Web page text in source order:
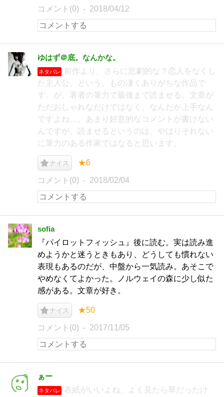
コメント(0) 2018/04/12
ゆはず＠底。なんかな。
ネタバレ
前作より、さらに悲劇的な？恋人をなくし
た主人公、という、もの凄くありがちな作品で
す。が、著者の筆力で最後まで読ませる。文章が
ただおしゃれなだけではなく、なんだか上手なん
ですよね…。あまり好意的なコメントが書けない
んですが、読ませるというのは、やはりそれない
に筆力のある作家ではなると思います。
ナイス ★6
コメント(0) 2018/02/04
sofia
『パイロットフィッシュ』後に読む。実は読み進
めようかと迷うときもあり、どうしても慣れない
表現もあるのだが、中盤から一気読み。あそこで
やめなくてよかった。ノルウェイの森に少し似た
感がある。文章が好き。
ナイス ★50
コメント(0) 2017/11/05
ぁー
ネタバレ
表紙がいいよね、よく見たら草だったけ